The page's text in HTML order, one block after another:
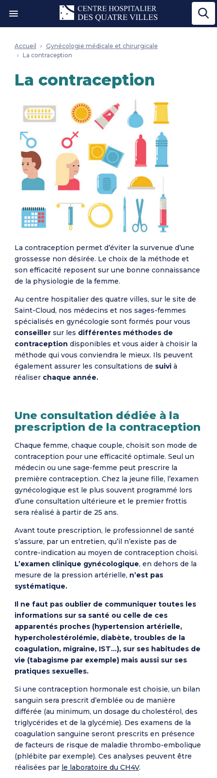
Ouvrir le menu"
Accueil
Gynécologie médicale et chirurgicale
La contraception
La contraception
La contraception permet d’éviter la survenue d’une
grossesse non désirée. Le choix de la méthode et
son efficacité reposent sur une bonne connaissance
de la physiologie de la femme.
Au centre hospitalier des quatre villes, sur le site de
Saint-Cloud, nos médecins et nos sages-femmes
spécialisés en gynécologie sont formés pour vous
conseiller sur les différentes méthodes de
contraception disponibles et vous aider à choisir la
méthode qui vous conviendra le mieux. Ils peuvent
également assurer les consultations de suivi à
réaliser chaque année.
Une consultation dédiée à la
prescription de la contraception
Chaque femme, chaque couple, choisit son mode de
contraception pour une efficacité optimale. Seul un
médecin ou une sage-femme peut prescrire la
première contraception. Chez la jeune fille, l’examen
gynécologique est le plus souvent programmé lors
d’une consultation ultérieure et le premier frottis
sera réalisé à partir de 25 ans.
Avant toute prescription, le professionnel de santé
s’assure, par un entretien, qu’il n’existe pas de
contre-indication au moyen de contraception choisi.
L’examen clinique gynécologique, en dehors de la
mesure de la pression artérielle, n’est pas
systématique.
Il ne faut pas oublier de communiquer toutes les
informations sur sa santé ou celle de ces
apparentés proches (hypertension artérielle,
hypercholestérolémie, diabète, troubles de la
coagulation, migraine, IST…), sur ses habitudes de
vie (tabagisme par exemple) mais aussi sur ses
pratiques sexuelles.
Si une contraception hormonale est choisie, un bilan
sanguin sera prescrit d’emblée ou de manière
différée (au minimum, un dosage du cholestérol, des
triglycérides et de la glycémie). Des examens de la
coagulation sanguine seront prescrits en présence
de facteurs de risque de maladie thrombo-embolique
(phlébite par exemple). Ces analyses peuvent être
réalisées par le laboratoire du CH4V.